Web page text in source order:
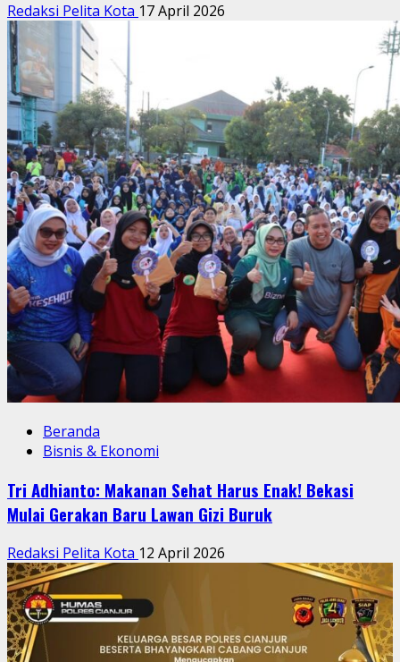
Redaksi Pelita Kota 17 April 2026
Beranda
Bisnis & Ekonomi
Tri Adhianto: Makanan Sehat Harus Enak! Bekasi
Mulai Gerakan Baru Lawan Gizi Buruk
Redaksi Pelita Kota 12 April 2026